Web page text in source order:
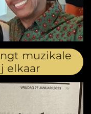
muzikale
elkaar